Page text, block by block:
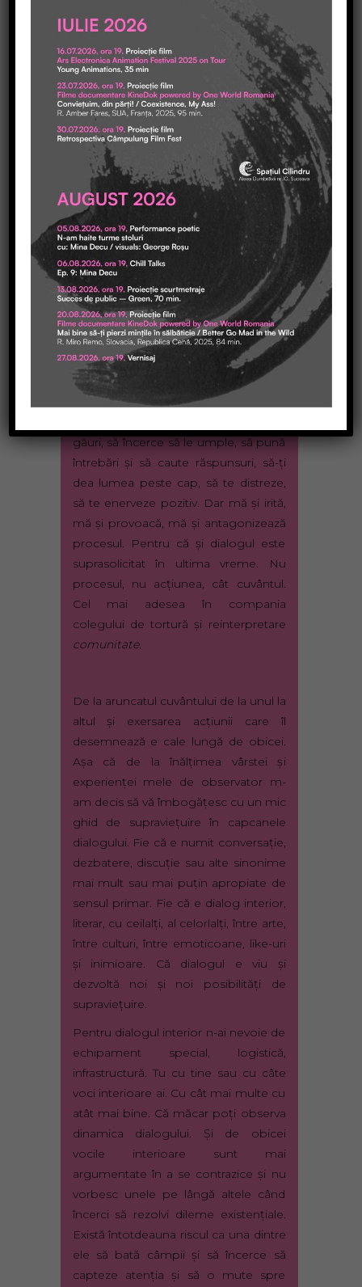
vrea să folosim cuvinte. Până când se
va lăsa tăcerea şi vom schimba doar
priviri inteligente şi pline de înţeles.
Nu se va întâmpla. Nu pentru că n-
am fi noi capabili de tăceri pline de
înţeles, ci pentru că şi cuvintele astea
chinuite au nevoie de răzbunare şi
răzbunarea lor e pur şi simplu
asurzitoare. Şi pentru că aşa cum noi
am învăţat să le folosim în scopuri
mici meschine, au învăţat şi ele să ne
folosească pe noi pentru a ne arăta
goliciunea, şi vanitatea, şi egoismul, şi
banalitatea.
Nu-mi place foarte tare cuvântul
dialog, dar îmi place foarte tare ce
înseamnă el, şi mai ales ce poate
realiza el, atunci când este lăsat să
facă ceea ce a fost desemnat să facă.
găuri, să încerce să le umple, să pună
întrebări şi să caute răspunsuri, să-ţi
dea lumea peste cap, să te distreze,
să te enerveze pozitiv. Dar mă şi irită,
mă şi provoacă, mă şi antagonizează
procesul. Pentru că şi dialogul este
suprasolicitat în ultima vreme. Nu
procesul, nu acţiunea, cât cuvântul.
Cel mai adesea în compania
colegului de tortură şi reinterpretare
comunitate.
De la aruncatul cuvântului de la unul la
altul şi exersarea acţiunii care îl
desemnează e cale lungă de obicei.
Aşa că de la înălţimea vârstei şi
experienţei mele de observator m-
am decis să vă îmbogăţesc cu un mic
ghid de supravieţuire în capcanele
dialogului. Fie că e numit conversaţie,
dezbatere, discuţie sau alte sinonime
mai mult sau mai puţin apropiate de
sensul primar. Fie că e dialog interior,
literar, cu ceilalţi, al celorlalţi, între arte,
între culturi, între emoticoane, like-uri
şi inimioare. Că dialogul e viu şi
dezvoltă noi şi noi posibilităţi de
supravieţuire.
Pentru dialogul interior n-ai nevoie de
echipament special, logistică,
infrastructură. Tu cu tine sau cu câte
voci interioare ai. Cu cât mai multe cu
atât mai bine. Că măcar poţi observa
dinamica dialogului. Şi de obicei
vocile interioare sunt mai
argumentate în a se contrazice şi nu
vorbesc unele pe lângă altele când
încerci să rezolvi dileme existenţiale.
Există întotdeauna riscul ca una dintre
ele să bată câmpii şi să încerce să
capteze atenţia şi să o mute spre